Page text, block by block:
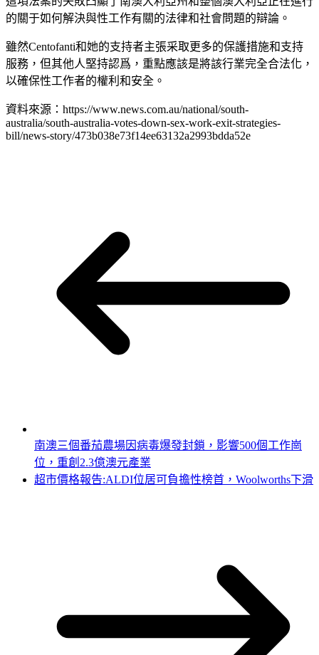
的關于如何解決與性工作有關的法律和社會問題的辯論。
雖然Centofanti和她的支持者主張采取更多的保護措施和支持
服務，但其他人堅持認爲，重點應該是將該行業完全合法化，
以確保性工作者的權利和安全。
資料來源：https://www.news.com.au/national/south-
australia/south-australia-votes-down-sex-work-exit-strategies-
bill/news-story/473b038e73f14ee63132a2993bdda52e
南澳三個番茄農場因病毒爆發封鎖，影響500個工作崗
位，重創2.3億澳元產業
超市價格報告:ALDI位居可負擔性榜首，Woolworths下滑